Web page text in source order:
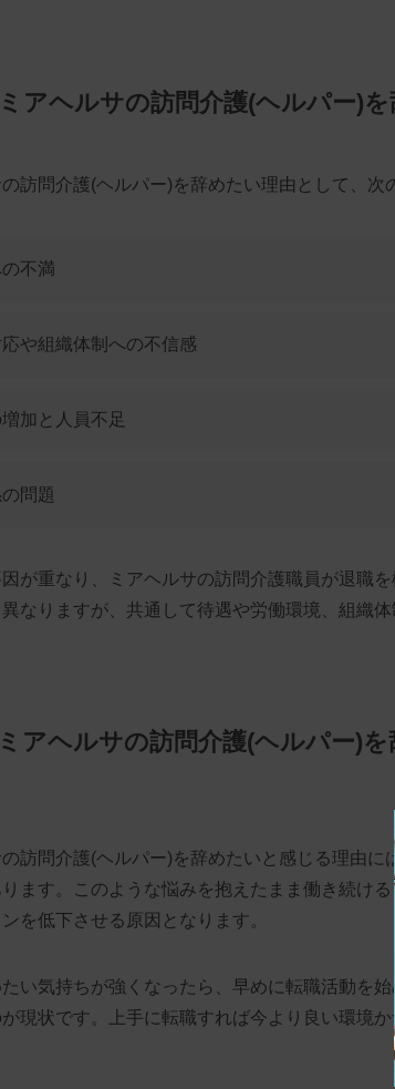
アヘルサの訪問介護(ヘルパー)
の訪問介護(ヘルパー)を辞めたい理由として、次
不満
応や組織体制への不信感
加と人員不足
問題
因が重なり、ミアヘルサの訪問介護職員が退職
なりますが、共通して待遇や労働環境、組織
アヘルサの訪問介護(ヘルパー)
の訪問介護(ヘルパー)を辞めたいと感じる理由
ます。このような悩みを抱えたまま働き続け
を低下させる原因となります。
い気持ちが強くなったら、早めに転職活動を
現状です。上手に転職すれば今より良い環境